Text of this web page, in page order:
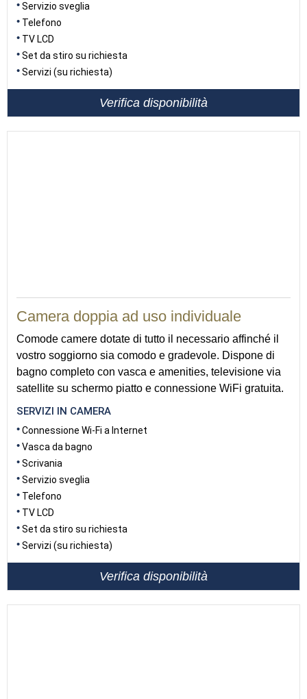
Servizio sveglia
Telefono
TV LCD
Set da stiro su richiesta
Servizi (su richiesta)
Verifica disponibilità
Camera doppia ad uso individuale
Comode camere dotate di tutto il necessario affinché il
vostro soggiorno sia comodo e gradevole. Dispone di
bagno completo con vasca e amenities, televisione via
satellite su schermo piatto e connessione WiFi gratuita.
SERVIZI IN CAMERA
Connessione Wi-Fi a Internet
Vasca da bagno
Scrivania
Servizio sveglia
Telefono
TV LCD
Set da stiro su richiesta
Servizi (su richiesta)
Verifica disponibilità